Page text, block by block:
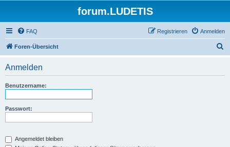
forum.LUDETIS
FAQ Anmelden
Registrieren
Foren-Übersicht
Anmelden
Benutzername:
Passwort:
Angemeldet bleiben